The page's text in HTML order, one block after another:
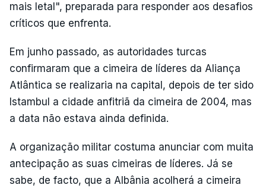
mais letal", preparada para responder aos desafios
críticos que enfrenta.
Em junho passado, as autoridades turcas
confirmaram que a cimeira de líderes da Aliança
Atlântica se realizaria na capital, depois de ter sido
Istambul a cidade anfitriã da cimeira de 2004, mas
a data não estava ainda definida.
A organização militar costuma anunciar com muita
antecipação as suas cimeiras de líderes. Já se
sabe, de facto, que a Albânia acolherá a cimeira